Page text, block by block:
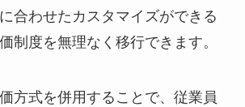
合わせたカスタマイズができる
制度を無理なく移行できます。
方式を併用することで、従業員